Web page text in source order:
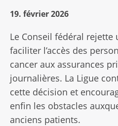
19. février 2026
Le Conseil fédéral
faciliter l’accès des
cancer aux assurances
journalières. La Ligue
cette décision et
enfin les obstacles
anciens patients.